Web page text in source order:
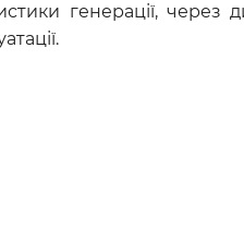
генерації, через